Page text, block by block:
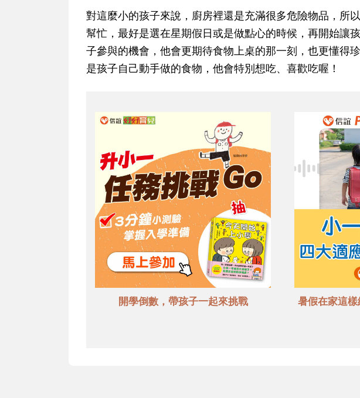
對這麼小的孩子來說，廚房裡還是充滿很多危險物品，所
幫忙，最好是選在星期假日或是做點心的時候，再開始讓
子參與的機會，他會更期待食物上桌的那一刻，也更懂得
是孩子自己動手做的食物，他會特別想吃、喜歡吃喔！
開學倒數，帶孩子一起來挑戰
暑假在家這